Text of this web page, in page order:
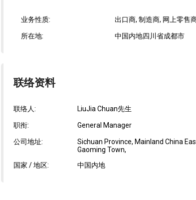
业务性质: 出口商, 制造商, 网上零售
所在地: 中国内地四川省成都市
联络资料
联络人: LiuJia Chuan先生
职衔: General Manager
公司地址:
Sichuan Province, Mainland China
Gaoming Town,
国家 / 地区:
中国内地